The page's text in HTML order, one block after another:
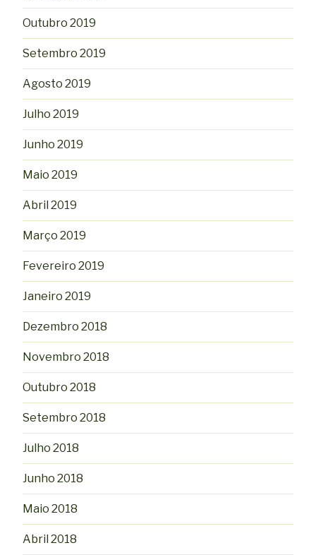
Outubro 2019
Setembro 2019
Agosto 2019
Julho 2019
Junho 2019
Maio 2019
Abril 2019
Março 2019
Fevereiro 2019
Janeiro 2019
Dezembro 2018
Novembro 2018
Outubro 2018
Setembro 2018
Julho 2018
Junho 2018
Maio 2018
Abril 2018